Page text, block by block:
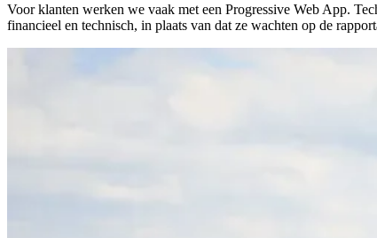
Voor klanten werken we vaak met een Progressive Web App.
financieel en technisch, in plaats van dat ze wachten op de